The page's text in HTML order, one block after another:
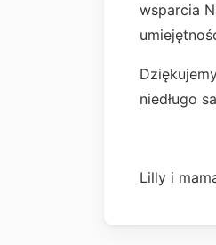
wsparcia
niedługo
Lilly i